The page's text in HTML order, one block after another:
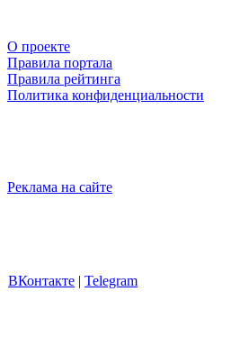
О проекте
Правила портала
Правила рейтинга
Политика конфиденциальности
Реклама на сайте
ВКонтакте | Telegram